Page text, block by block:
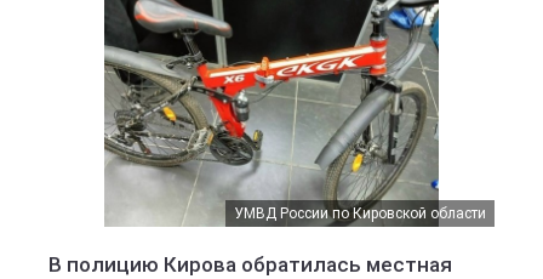
УМВД России по Кировской области
В полицию Кирова обратилась местная